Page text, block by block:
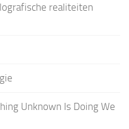
realiteiten
Unknown Is Doing We